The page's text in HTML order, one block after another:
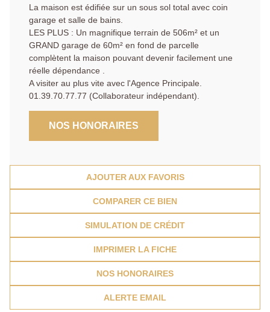
La maison est édifiée sur un sous sol total avec coin
garage et salle de bains.
LES PLUS : Un magnifique terrain de 506m² et un
GRAND garage de 60m² en fond de parcelle
complètent la maison pouvant devenir facilement une
réelle dépendance .
A visiter au plus vite avec l'Agence Principale.
01.39.70.77.77 (Collaborateur indépendant).
NOS HONORAIRES
AJOUTER AUX FAVORIS
COMPARER CE BIEN
SIMULATION DE CRÉDIT
IMPRIMER LA FICHE
NOS HONORAIRES
ALERTE EMAIL